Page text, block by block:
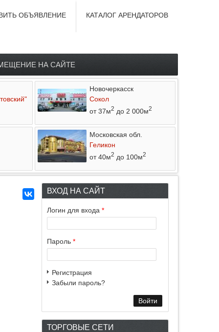
КАТАЛОГ АРЕНДАТОРОВ
ОБЪЯВЛЕНИЕ
НА САЙТЕ
Новочеркасск
Сокол
от 37м2 до 2 000м2
Московская обл.
Геликон
от 40м2 до 100м2
ВХОД НА САЙТ
Логин для входа *
Пароль *
Регистрация
Забыли пароль?
ТОРГОВЫЕ СЕТИ